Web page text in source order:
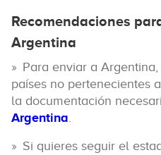
Recomendaciones
Argentina
Para enviar a
países no pertenecientes
la documentación
Argentina.
Si quieres seguir el